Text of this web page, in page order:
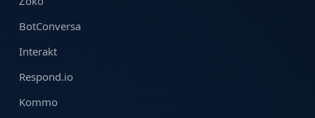
BotConversa
Interakt
Respond.io
Kommo